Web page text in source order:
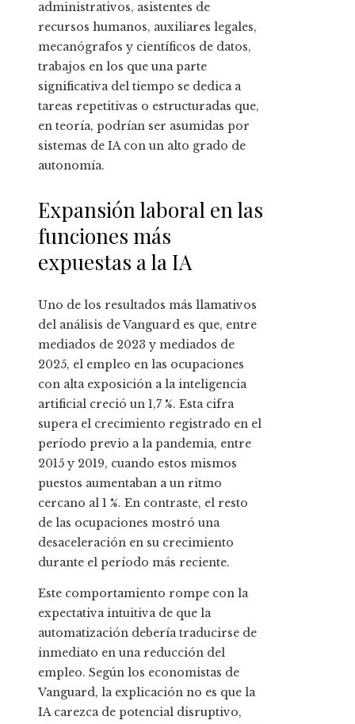
administrativos, asistentes de
recursos humanos, auxiliares legales,
mecanógrafos y científicos de datos,
trabajos en los que una parte
significativa del tiempo se dedica a
tareas repetitivas o estructuradas que,
en teoría, podrían ser asumidas por
sistemas de IA con un alto grado de
autonomía.
Expansión laboral en las
funciones más
expuestas a la IA
Uno de los resultados más llamativos
del análisis de Vanguard es que, entre
mediados de 2023 y mediados de
2025, el empleo en las ocupaciones
con alta exposición a la inteligencia
artificial creció un 1,7 %. Esta cifra
supera el crecimiento registrado en el
período previo a la pandemia, entre
2015 y 2019, cuando estos mismos
puestos aumentaban a un ritmo
cercano al 1 %. En contraste, el resto
de las ocupaciones mostró una
desaceleración en su crecimiento
durante el período más reciente.
Este comportamiento rompe con la
expectativa intuitiva de que la
automatización debería traducirse de
inmediato en una reducción del
empleo. Según los economistas de
Vanguard, la explicación no es que la
IA carezca de potencial disruptivo,